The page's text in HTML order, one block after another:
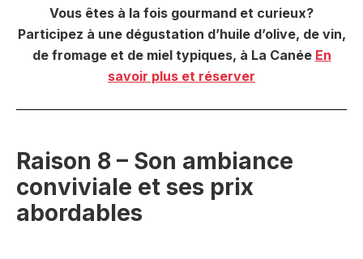
Vous êtes à la fois gourmand et curieux?
Participez à une dégustation d’huile d’olive, de vin,
de fromage et de miel typiques, à La Canée En
savoir plus et réserver
Raison 8 – Son ambiance
conviviale et ses prix
abordables